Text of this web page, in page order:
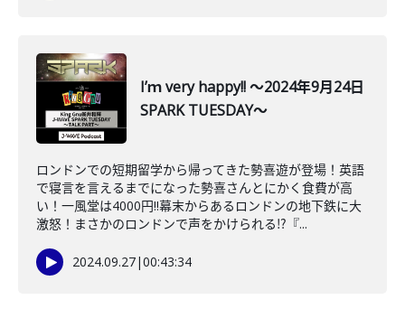
I’ｍ very happy!! ～2024年9月24日
SPARK TUESDAY～
ロンドンでの短期留学から帰ってきた勢喜遊が登場！英語
で寝言を言えるまでになった勢喜さんとにかく食費が高
い！一風堂は4000円‼幕末からあるロンドンの地下鉄に大
激怒！まさかのロンドンで声をかけられる⁉『...
2024.09.27|00:43:34